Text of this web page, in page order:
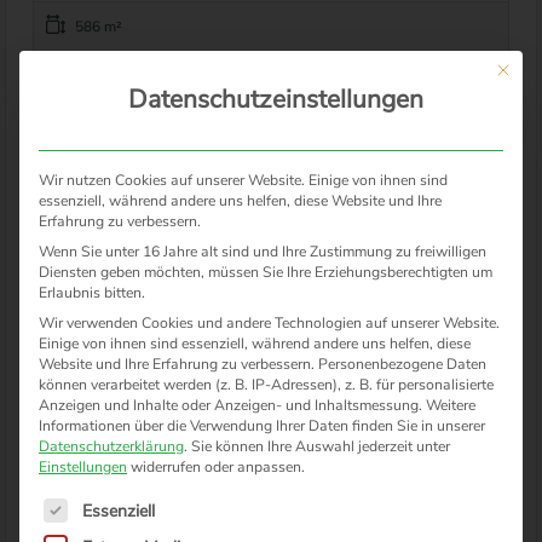
586 m²
Investition mit Geschichte – Gründerzeit-
Haus mit Wohnungen, Gewerbe und
Garagen in Bonner Top-Lage!
€769.000- Wohn- Und Geschäftshaus
Mit
Datenschutzeinstellungen
Wir nutzen Cookies auf unserer Website. Einige von ihnen sind
essenziell, während andere uns helfen, diese Website und Ihre
Erfahrung zu verbessern.
Wenn Sie unter 16 Jahre alt sind und Ihre Zustimmung zu freiwilligen
Diensten geben möchten, müssen Sie Ihre Erziehungsberechtigten um
Erlaubnis bitten.
Wir verwenden Cookies und andere Technologien auf unserer Website.
Einige von ihnen sind essenziell, während andere uns helfen, diese
Website und Ihre Erfahrung zu verbessern. Personenbezogene Daten
können verarbeitet werden (z. B. IP-Adressen), z. B. für personalisierte
Anzeigen und Inhalte oder Anzeigen- und Inhaltsmessung. Weitere
Informationen über die Verwendung Ihrer Daten finden Sie in unserer
Datenschutzerklärung. Sie können Ihre Auswahl jederzeit unter
Einstellungen widerrufen oder anpassen.
Es folgt eine Liste der Service-Gruppen, für die eine Einwilligung
Essenziell